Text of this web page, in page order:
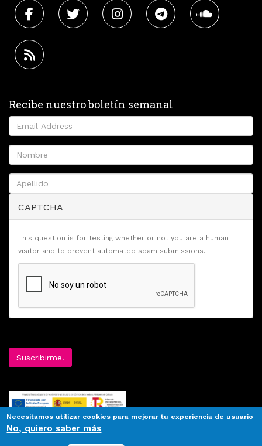
Recibe nuestro boletín semanal
CAPTCHA
This question is for testing whether or not you are a human
visitor and to prevent automated spam submissions.
Suscribirme!
Necesitamos utilizar cookies para mejorar tu experiencia de usuario
No, quiero saber más